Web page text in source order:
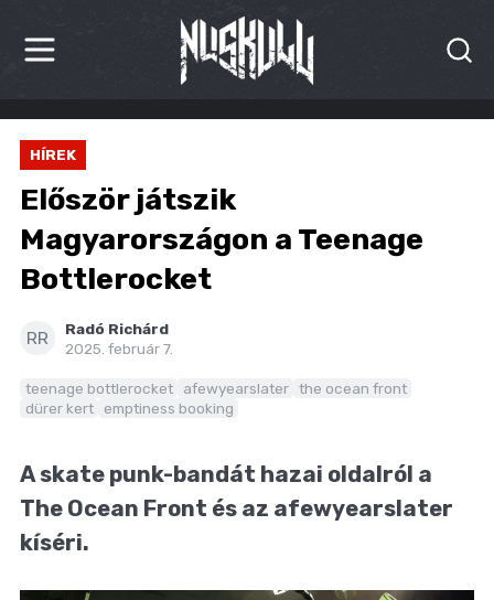
HÍREK
KRITIKÁK
BESZÁMOLÓK
INTERJÚK
PREMIEREK
BLOG
HÍREK
Először játszik
Magyarországon a Teenage
Bottlerocket
RR
Radó Richárd
2025. február 7.
teenage bottlerocket afewyearslater the ocean front
dürer kert
emptiness booking
A skate punk-bandát hazai oldalról a
The Ocean Front és az afewyearslater
kíséri.